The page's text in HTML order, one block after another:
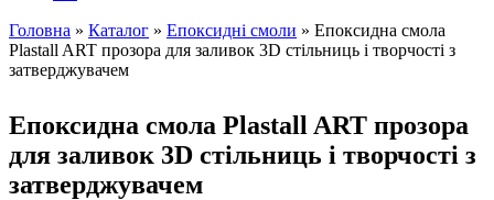
Jesteś tutaj
Головна » Каталог » Епоксидні смоли » Епоксидна смола
Plastall ART прозора для заливок 3D стільниць і творчості з
затверджувачем
Епоксидна смола Plastall ART прозора
для заливок 3D стільниць і творчості з
затверджувачем